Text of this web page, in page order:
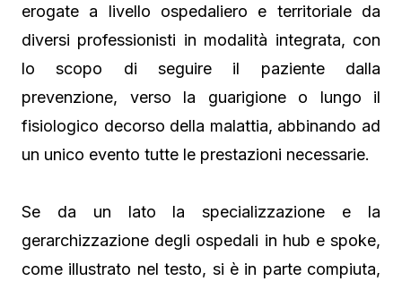
erogate a livello ospedaliero e territoriale da
diversi professionisti in modalità integrata, con
lo scopo di seguire il paziente dalla
prevenzione, verso la guarigione o lungo il
fisiologico decorso della malattia, abbinando ad
un unico evento tutte le prestazioni necessarie.
Se da un lato la specializzazione e la
gerarchizzazione degli ospedali in hub e spoke,
come illustrato nel testo, si è in parte compiuta,